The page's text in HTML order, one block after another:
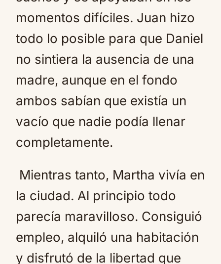
momentos difíciles. Juan hizo
todo lo posible para que Daniel
no sintiera la ausencia de una
madre, aunque en el fondo
ambos sabían que existía un
vacío que nadie podía llenar
completamente.
Mientras tanto, Martha vivía en
la ciudad. Al principio todo
parecía maravilloso. Consiguió
empleo, alquiló una habitación
y disfrutó de la libertad que